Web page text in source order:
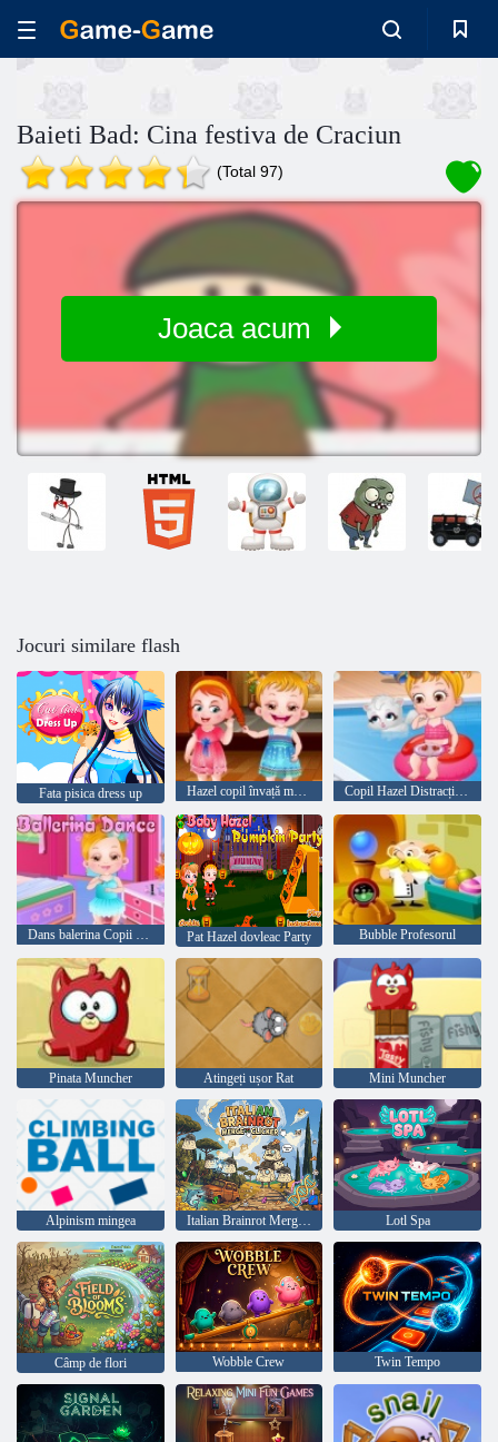
Baieti Bad: Cina festiva de Craciun
(Total 97)
Joaca acum
Jocuri similare flash
Fata pisica dress up Hazel copil învață maniere Copil Hazel Distracție de vară
Dans balerina Copii Hazel Pat Hazel dovleac Party Bubble Profesorul
Pinata Muncher Atingeți ușor Rat Mini Muncher
Alpinism mingea Italian Brainrot Merge Clicker Lotl Spa
Câmp de flori Wobble Crew Twin Tempo